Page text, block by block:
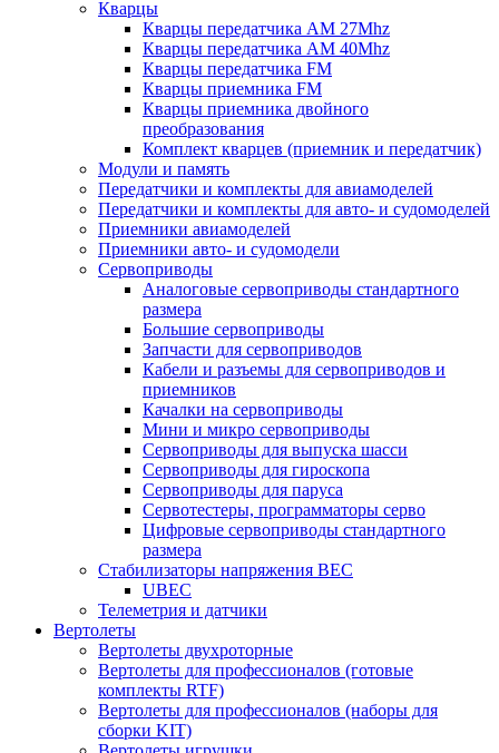
Кварцы
Кварцы передатчика AM 27Mhz
Кварцы передатчика AM 40Mhz
Кварцы передатчика FM
Кварцы приемника FM
Кварцы приемника двойного
преобразования
Комплект кварцев (приемник и передатчик)
Модули и память
Передатчики и комплекты для авиамоделей
Передатчики и комплекты для авто- и судомоделей
Приемники авиамоделей
Приемники авто- и судомодели
Сервоприводы
Аналоговые сервоприводы стандартного
размера
Большие сервоприводы
Запчасти для сервоприводов
Кабели и разъемы для сервоприводов и
приемников
Качалки на сервоприводы
Мини и микро сервоприводы
Сервоприводы для выпуска шасси
Сервоприводы для гироскопа
Сервоприводы для паруса
Сервотестеры, программаторы серво
Цифровые сервоприводы стандартного
размера
Стабилизаторы напряжения BEC
UBEC
Телеметрия и датчики
Вертолеты
Вертолеты двухроторные
Вертолеты для профессионалов (готовые
комплекты RTF)
Вертолеты для профессионалов (наборы для
сборки KIT)